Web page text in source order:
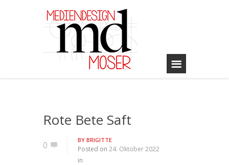
Rote Bete Saft
0 BY BRIGITTE
Posted on 24. Oktober 2022
in